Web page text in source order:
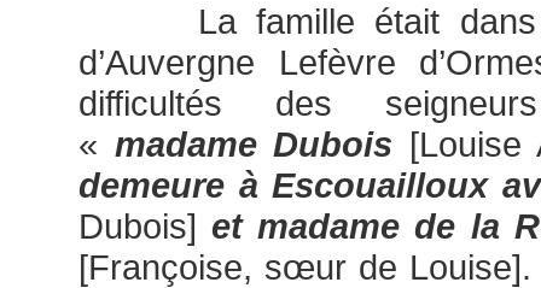
La famille était dans la
d’Auvergne Lefèvre
difficultés des
« madame Dubois [Louise
demeure à Escouailloux
Dubois] et madame de la
[Françoise, sœur de